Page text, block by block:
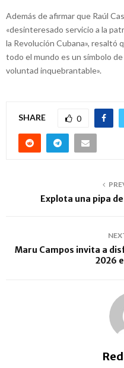
Además de afirmar que Raúl
«desinteresado servicio a la
la Revolución Cubana», resaltó
todo el mundo es un símbolo
voluntad inquebrantable».
SHARE 0
Explota una pipa
Maru Campos invita a
2026